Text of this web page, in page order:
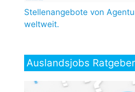
Stellenangebote von
weltweit.
Auslandsjobs Ratgeber